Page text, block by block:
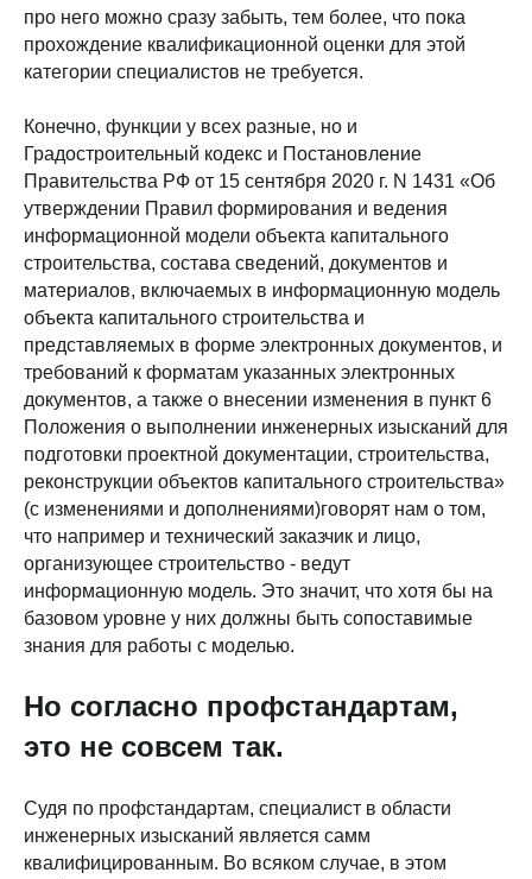
про него можно сразу забыть, тем более, что пока
прохождение квалификационной оценки для этой
категории специалистов не требуется.
Конечно, функции у всех разные, но и
Градостроительный кодекс и Постановление
Правительства РФ от 15 сентября 2020 г. N 1431 «Об
утверждении Правил формирования и ведения
информационной модели объекта капитального
строительства, состава сведений, документов и
материалов, включаемых в информационную модель
объекта капитального строительства и
представляемых в форме электронных документов, и
требований к форматам указанных электронных
документов, а также о внесении изменения в пункт 6
Положения о выполнении инженерных изысканий для
подготовки проектной документации, строительства,
реконструкции объектов капитального строительства»
(с изменениями и дополнениями)говорят нам о том,
что например и технический заказчик и лицо,
организующее строительство - ведут
информационную модель. Это значит, что хотя бы на
базовом уровне у них должны быть сопоставимые
знания для работы с моделью.
Но согласно профстандартам,
это не совсем так.
Судя по профстандартам, специалист в области
инженерных изысканий является самм
квалифицированным. Во всяком случае, в этом